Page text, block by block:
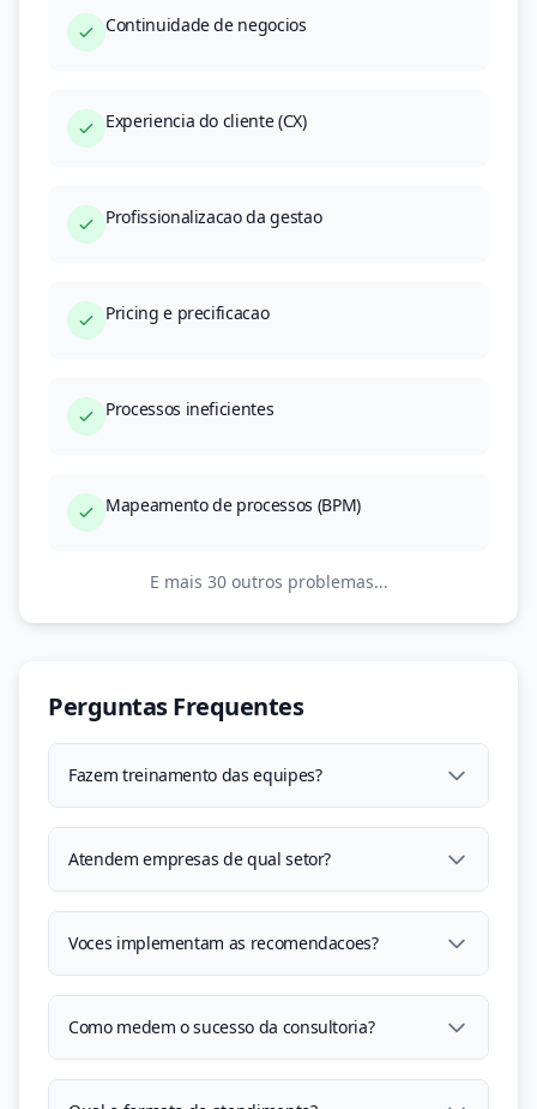
Continuidade de negocios
Experiencia do cliente (CX)
Profissionalizacao da gestao
Pricing e precificacao
Processos ineficientes
Mapeamento de processos (BPM)
E mais 30 outros problemas...
Perguntas Frequentes
Fazem treinamento das equipes?
Atendem empresas de qual setor?
Voces implementam as recomendacoes?
Como medem o sucesso da consultoria?